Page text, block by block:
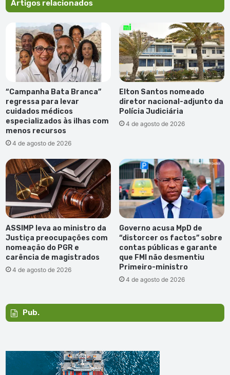
Artigos relacionados
“Campanha Bata Branca”
regressa para levar
cuidados médicos
especializados às ilhas com
menos recursos
4 de agosto de 2026
Elton Santos nomeado
diretor nacional-adjunto da
Polícia Judiciária
4 de agosto de 2026
ASSIMP leva ao ministro da
Justiça preocupações com
nomeação do PGR e
carência de magistrados
4 de agosto de 2026
Governo acusa MpD de
“distorcer os factos” sobre
contas públicas e garante
que FMI não desmentiu
Primeiro-ministro
4 de agosto de 2026
Pub.